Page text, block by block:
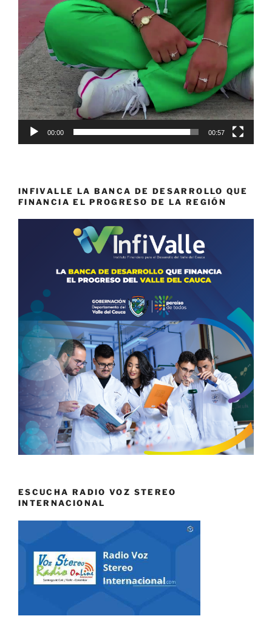
00:00 00:57
INFIVALLE LA BANCA DE DESARROLLO QUE
FINANCIA EL PROGRESO DE LA REGIÓN
ESCUCHA RADIO VOZ STEREO
INTERNACIONAL